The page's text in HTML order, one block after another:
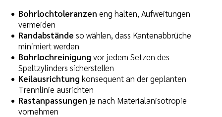
Bohrlochtoleranzen eng halten, Aufweitungen
vermeiden
Randabstände so wählen, dass Kantenabbrüche
minimiert werden
Bohrlochreinigung vor jedem Setzen des
Spaltzylinders sicherstellen
Keilausrichtung konsequent an der geplanten
Trennlinie ausrichten
Rastanpassungen je nach Materialanisotropie
vornehmen